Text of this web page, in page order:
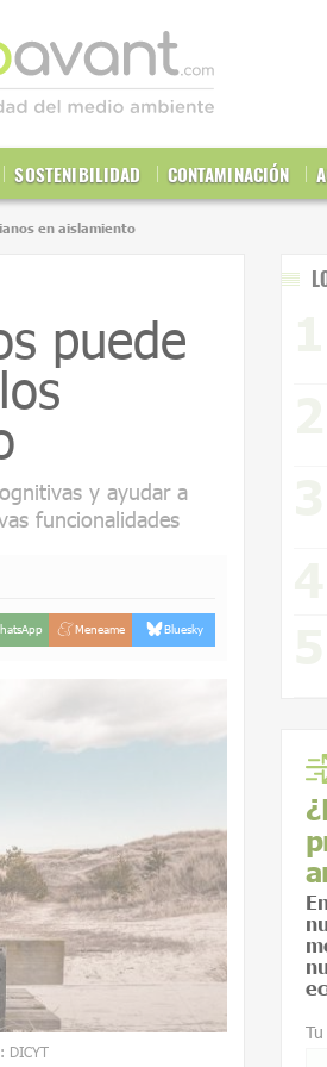
SOSTENIBILIDAD CONTAMINACIÓN
en aislamiento
puede
y ayudar a
funcionalidades
Meneame Bluesky
DICYT